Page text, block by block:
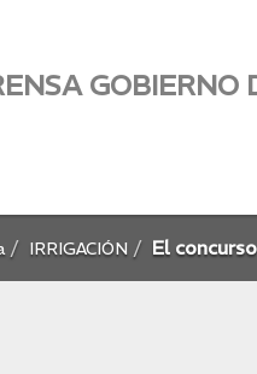
GOBIERNO
IRRIGACIÓN El